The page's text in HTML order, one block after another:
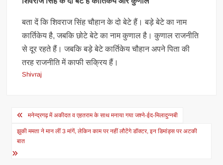
बता दें कि शिवराज सिंह चौहान के दो बेटे हैं। बड़े बेटे का नाम
कार्तिकेय है, जबकि छोटे बेटे का नाम कुणाल है। कुणाल राजनीति
से दूर रहते हैं। जबकि बड़े बेटे कार्तिकेय चौहान अपने पिता की
तरह राजनीति में काफी सक्रिय हैं।
Shivraj
Post
navigation
मनेन्द्रगढ़ में अकीदत व एहतराम के साथ मनाया गया जश्ने-ईद-मिलादुन्नबी
झुकी ममता ने मान लीं 3 मांगें, लेकिन काम पर नहीं लौटेंगे डॉक्टर, इन डिमांड्स पर अटकी
बात